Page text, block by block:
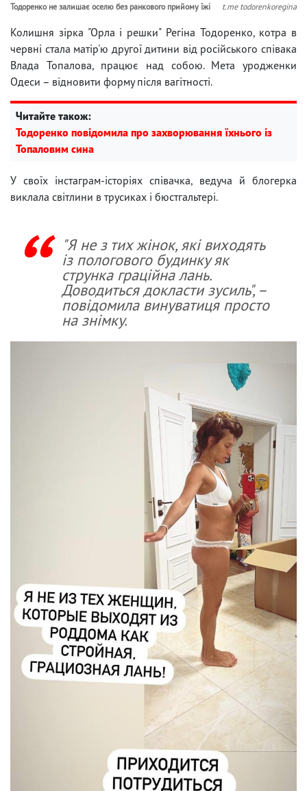
Тодоренко не залишає оселю без ранкового прийому їжі t.me todorenkoregina
Колишня зірка "Орла і решки" Регіна Тодоренко, котра в
червні стала матір'ю другої дитини від російського співака
Влада Топалова, працює над собою. Мета уродженки
Одеси – відновити форму після вагітності.
Читайте також:
Тодоренко повідомила про захворювання їхнього із
Топаловим сина
У своїх інстаграм-історіях співачка, ведуча й блогерка
виклала світлини в трусиках і бюстгальтері.
"Я не з тих жінок, які виходять
із пологового будинку як
струнка граційна лань.
Доводиться докласти зусиль", –
повідомила винуватиця просто
на знімку.